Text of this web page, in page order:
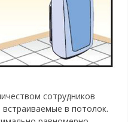
сотрудников
в потолок.